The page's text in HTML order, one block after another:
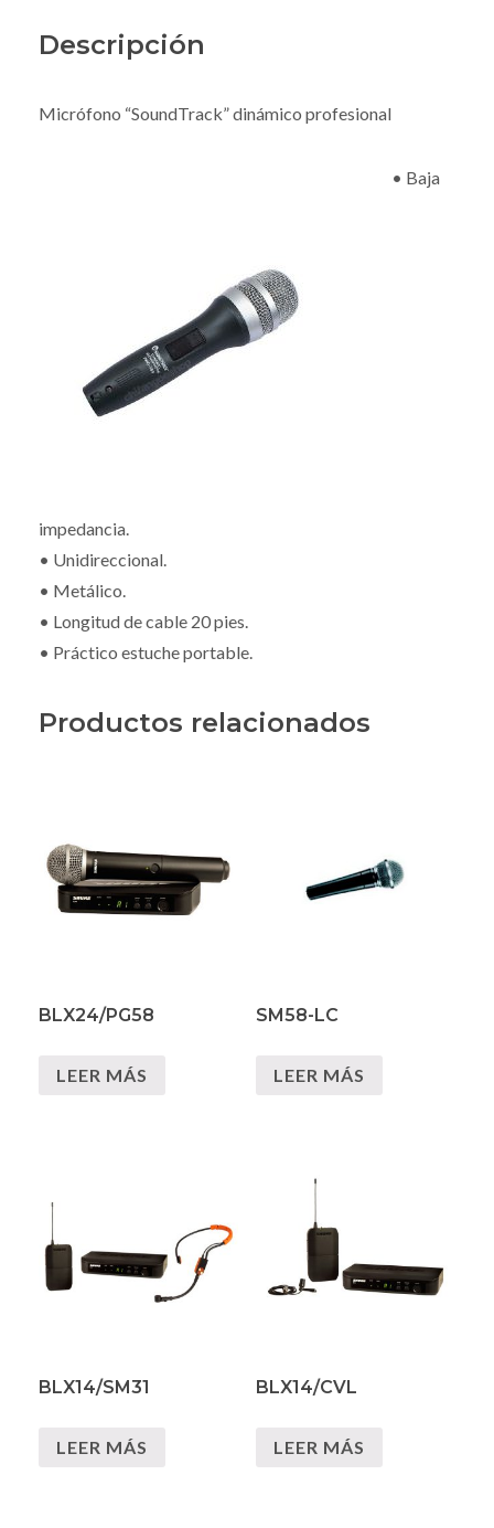
Descripción
Micrófono “SoundTrack” dinámico profesional
• Baja
impedancia.
• Unidireccional.
• Metálico.
• Longitud de cable 20 pies.
• Práctico estuche portable.
Productos relacionados
BLX24/PG58
LEER MÁS
SM58-LC
LEER MÁS
BLX14/SM31
LEER MÁS
BLX14/CVL
LEER MÁS